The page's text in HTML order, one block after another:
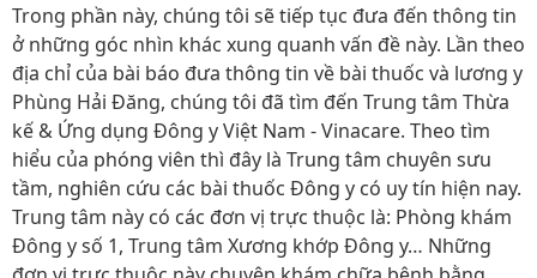
Trong phần này, chúng tôi sẽ tiếp tục đưa đến thông tin
ở những góc nhìn khác xung quanh vấn đề này. Lần theo
địa chỉ của bài báo đưa thông tin về bài thuốc và lương y
Phùng Hải Đăng, chúng tôi đã tìm đến Trung tâm Thừa
kế & Ứng dụng Đông y Việt Nam - Vinacare. Theo tìm
hiểu của phóng viên thì đây là Trung tâm chuyên sưu
tầm, nghiên cứu các bài thuốc Đông y có uy tín hiện nay.
Trung tâm này có các đơn vị trực thuộc là: Phòng khám
Đông y số 1, Trung tâm Xương khớp Đông y… Những